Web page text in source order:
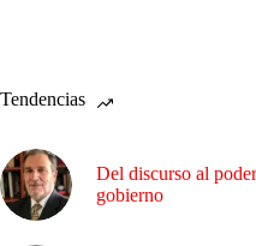
Tendencias
Del discurso al
gobierno